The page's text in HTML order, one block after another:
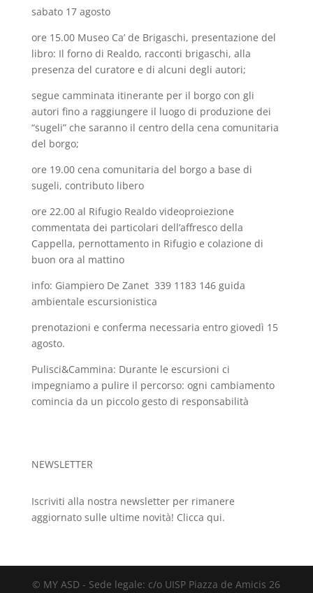
sabato 17 agosto
ore 15.00 Museo Ca’ de Brigaschi, presentazione del
libro: Il forno di Realdo, racconti brigaschi, alla
presenza del curatore e di alcuni degli autori;
segue camminata itinerante per il borgo con gli
autori fino a raggiungere il luogo di produzione dei
“sugeli” che saranno il centro della cena comunitaria
del borgo;
ore 19.00 cena comunitaria del borgo a base di
sugeli, contributo libero
ore 22.00 al Rifugio Realdo videoproiezione
commentata dei particolari dell’affresco della
Cappella, pernottamento in Rifugio e colazione di
buon ora al mattino
info: Giampiero De Zanet 339 1183 146 guida
ambientale escursionistica
prenotazioni e conferma necessaria entro giovedì 15
agosto.
Pulisci&Cammina: Durante le escursioni ci
impegniamo a pulire il percorso: ogni cambiamento
comincia da un piccolo gesto di responsabilità
NEWSLETTER
Iscriviti alla nostra newsletter per rimanere
aggiornato sulle ultime novità! Clicca qui.
© MY ASD - Sede legale: c/o UISP Piazza de Amicis 26